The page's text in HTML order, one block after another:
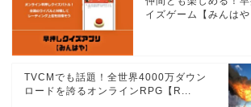
イズゲーム【みんはや
TVCMでも話題！全世界4000万ダウン
ロードを誇るオンラインRPG【R...